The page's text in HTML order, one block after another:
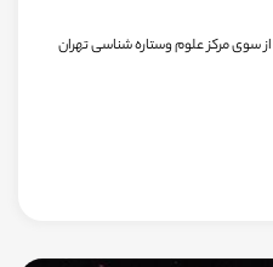
تور رصدی- تفریحی، روز پنج شنبه 13 تیر92 از سوی مرکز علوم وستاره شناسی تهران